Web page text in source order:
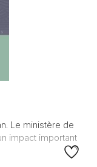
Le ministère de
impact important